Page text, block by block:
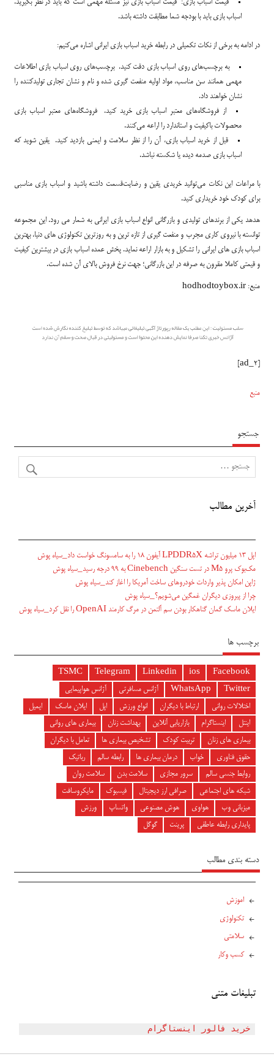
قیمت اسباب بازی: قیمت اسباب بازی نیز مسئله مهمی است که باید در نظر بگیرید.
اسباب بازی باید با بودجه شما مطابقت داشته باشد.
در ادامه به برخی از نکات تکمیلی در رابطه خرید اسباب بازی ایرانی اشاره می‌کنیم:
به برچسب‌های روی اسباب بازی دقت کنید. برچسب‌های روی اسباب بازی اطلاعات
مهمی همانند سن مناسب، مواد اولیه منفعت گیری شده و نام و نشان تجاری تولیدکننده را
نشان خواهند داد.
از فروشگاه‌های معتبر اسباب بازی خرید کنید. فروشگاه‌های معتبر اسباب بازی
محصولات باکیفیت و استاندارد را اراعه می‌کنند.
قبل از خرید اسباب بازی، آن را از نظر سلامت و ایمنی بازدید کنید. یقین شوید که
اسباب بازی صدمه دیده یا شکسته نباشد.
با مراعات این نکات می‌توانید خریدی یقین و رضایت‌قسمت داشته باشید و اسباب بازی مناسبی
برای کودک خود خریداری کنید.
هدهد یکی از برندهای تولیدی و بازرگانی انواع اسباب بازی ایرانی به شمار می رود. این مجموعه
توانسته با نیروی کاری مجرب و منفعت گیری از تازه ترین و به روزترین تکنولوژی های دنیا، بهترین
اسباب بازی های ایرانی را تشکیل و به بازار اراعه نماید. پخش عمده اسباب بازی در بیشترین کیفیت
و قیمتی کاملا مقرون به صرفه در این بازرگانی؛ جهت نرخ فروش بالای آن شده است.
منبع: hodhodtoybox.ir
منبع
جستجو
آخرین مطالب
اپل ۱۳ میلیون تراشه LPDDR5X آیفون ۱۸ را به سامسونگ خواست داد_سیاه پوش
مک‌بوک پرو M5 در تست سنگین Cinebench به ۹۹ درجه رسید_سیاه پوش
ژاپن امکان پذیر واردات خودروهای ساخت آمریکا را اغاز کند_سیاه پوش
چرا از پیروزی دیگران غمگین می‌شویم؟_سیاه پوش
ایلان ماسک گمان گناهکار بودن سم آلتمن در مرگ کارمند OpenAI را نقل کرد_سیاه پوش
برچسب ها
Facebook
ios
Linkedin
Telegram
TSMC
Twitter
WhatsApp آژانس مسافرتی
آژانس هواپیمایی
اختلالات روانی
ارتباط با دیگران انواع ورزش اپل ایلان ماسک
ایمیل
اینتل
اینستاگرام بازاریابی آنلاین بهداشت زنان
بیماری های روانی
بیماری های زنان
تربیت کودک تشخیص بیماری ها
تعامل با دیگران
حقوق فناوری
خواب درمان بیماری ها رابطه سالم
رباتیک
روابط جنسی سالم
سرور مجازی سلامت بدن
سلامت روان
شبکه های اجتماعی
صرافی ارز دیجیتال فیسبوک
مایکروسافت
میزبانی وب
هواوی هوش مصنوعی واتساپ
ورزش
پایداری رابطه عاطفی
پرینت گوگل
دسته بندی مطالب
اموزش
تکنولوژی
سلامتی
کسب وکار
تبلیغات متنی
خرید فالور اینستاگرام